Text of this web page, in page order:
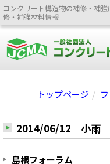
コンクリート構造物の補修・補
修・補強材料情報
トップページ
2014/06/12 小雨
島根フォーラム